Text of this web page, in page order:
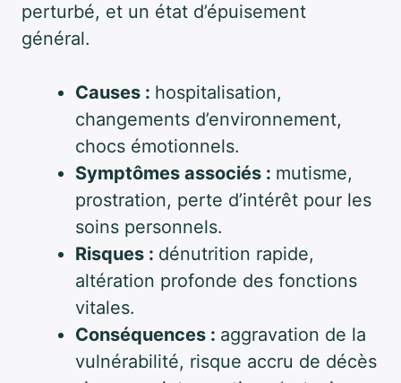
perturbé, et un état d’épuisement
général.
Causes : hospitalisation,
changements d’environnement,
chocs émotionnels.
Symptômes associés : mutisme,
prostration, perte d’intérêt pour les
soins personnels.
Risques : dénutrition rapide,
altération profonde des fonctions
vitales.
Conséquences : aggravation de la
vulnérabilité, risque accru de décès